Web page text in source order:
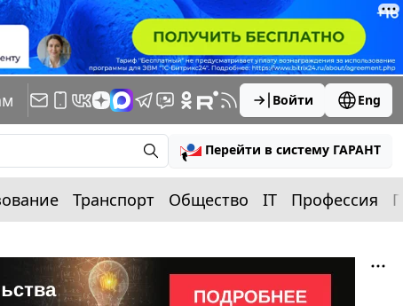
Войти Eng
Перейти в систему ГАРАНТ
Транспорт Общество IT Профессия